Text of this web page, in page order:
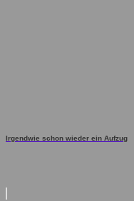
Irgendwie schon wieder ein Aufzug